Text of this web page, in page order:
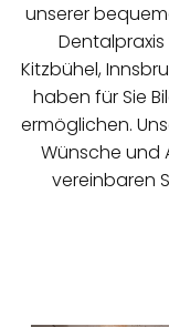
unserer
Dentalpraxis
Kitzbühel,
haben für Sie
ermöglichen.
Wünsche und
vereinbaren